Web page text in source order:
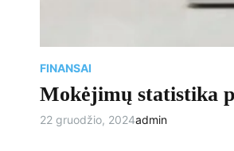
FINANSAI
Mokėjimų statistika
22 gruodžio, 2024admin